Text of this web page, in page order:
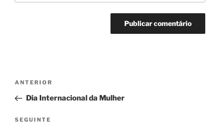
Navegação
artigos
Conteúdo
anterior
ANTERIOR
Dia Internacional da Mulher
Conteúdo
SEGUINTE